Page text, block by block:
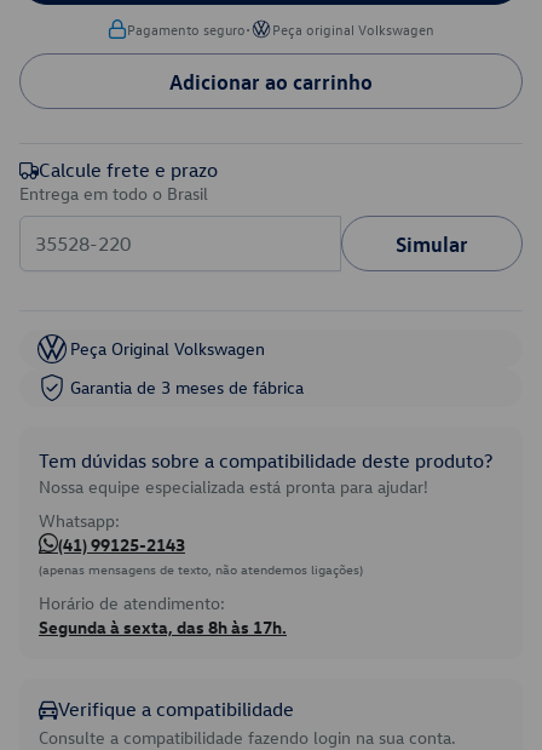
Pagamento seguro• Peça original Volkswagen
Adicionar ao carrinho
Calcule frete e prazo
Entrega em todo o Brasil
Simular
Peça Original Volkswagen
Garantia de 3 meses de fábrica
Tem dúvidas sobre a compatibilidade deste produto?
Nossa equipe especializada está pronta para ajudar!
Whatsapp:
(41) 99125-2143
(apenas mensagens de texto, não atendemos ligações)
Horário de atendimento:
Segunda à sexta, das 8h às 17h.
Verifique a compatibilidade
Consulte a compatibilidade fazendo login na sua conta.